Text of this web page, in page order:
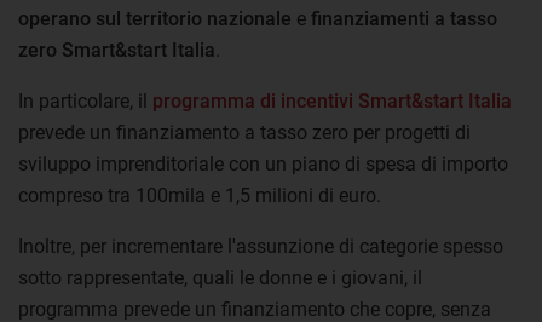
operano sul territorio nazionale e finanziamenti a tasso
zero Smart&start Italia
In particolare, il programma di incentivi Smart&start Italia
prevede un finanziamento a tasso zero per progetti di
sviluppo imprenditoriale con un piano di spesa di importo
compreso tra 100mila e 1,5 milioni di euro.
Inoltre, per incrementare l'assunzione di categorie spesso
sotto rappresentate, quali le donne e i giovani, il
programma prevede un finanziamento che copre, senza